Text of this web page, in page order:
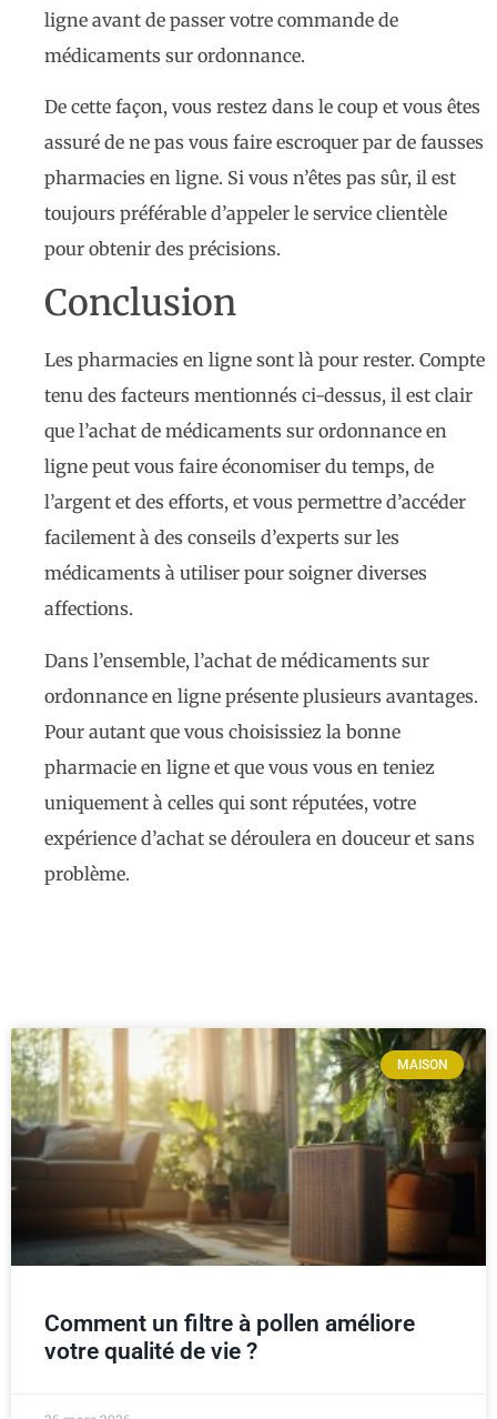
ligne avant de passer votre commande de
médicaments sur ordonnance.
De cette façon, vous restez dans le coup et vous êtes
assuré de ne pas vous faire escroquer par de fausses
pharmacies en ligne. Si vous n’êtes pas sûr, il est
toujours préférable d’appeler le service clientèle
pour obtenir des précisions.
Conclusion
Les pharmacies en ligne sont là pour rester. Compte
tenu des facteurs mentionnés ci-dessus, il est clair
que l’achat de médicaments sur ordonnance en
ligne peut vous faire économiser du temps, de
l’argent et des efforts, et vous permettre d’accéder
facilement à des conseils d’experts sur les
médicaments à utiliser pour soigner diverses
affections.
Dans l’ensemble, l’achat de médicaments sur
ordonnance en ligne présente plusieurs avantages.
Pour autant que vous choisissiez la bonne
pharmacie en ligne et que vous vous en teniez
uniquement à celles qui sont réputées, votre
expérience d’achat se déroulera en douceur et sans
problème.
MAISON
Comment un filtre à pollen améliore
votre qualité de vie ?